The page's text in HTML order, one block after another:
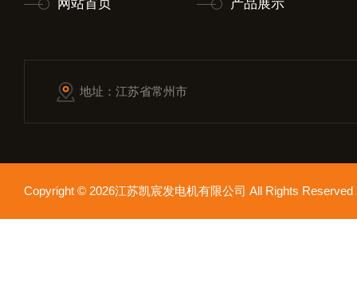
网站首页 产品展示
地址：江苏省常州市
Copyright © 2026江苏凯宸发电机有限公司 All Rights